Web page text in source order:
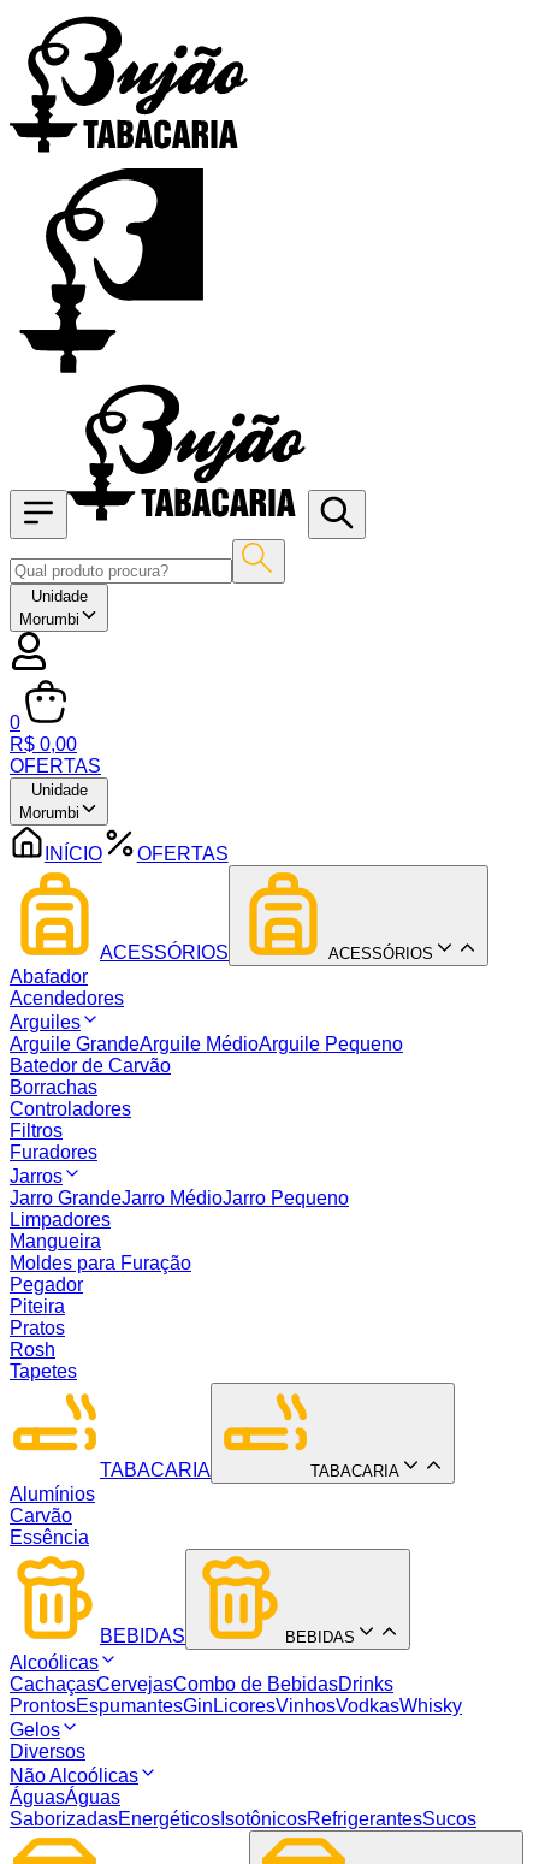
Unidade
Morumbi
0
R$ 0,00
OFERTAS
Unidade
Morumbi
INÍCIO OFERTAS
ACESSÓRIOS ACESSÓRIOS
Abafador
Acendedores
Arguiles
Arguile GrandeArguile MédioArguile Pequeno
Batedor de Carvão
Borrachas
Controladores
Filtros
Furadores
Jarros
Jarro GrandeJarro MédioJarro Pequeno
Limpadores
Mangueira
Moldes para Furação
Pegador
Piteira
Pratos
Rosh
Tapetes
TABACARIA TABACARIA
Alumínios
Carvão
Essência
BEBIDAS BEBIDAS
Alcoólicas
CachaçasCervejasCombo de BebidasDrinks
ProntosEspumantesGin LicoresVinhosVodkasWhisky
Gelos
Diversos
Não Alcoólicas
ÁguasÁguas
SaborizadasEnergéticos IsotônicosRefrigerantesSucos